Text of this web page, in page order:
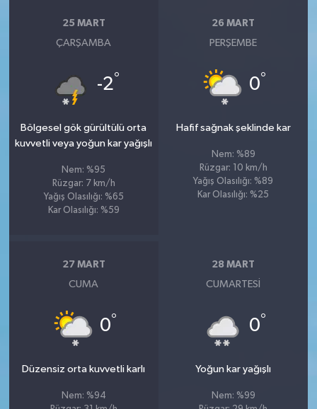
25 MART
ÇARŞAMBA
-2°
Bölgesel gök gürültülü orta
kuvvetli veya yoğun kar yağışlı
Nem: %95
Rüzgar: 7 km/h
Yağış Olasılığı: %65
Kar Olasılığı: %59
26 MART
PERŞEMBE
0°
Hafif sağnak şeklinde kar
Nem: %89
Rüzgar: 10 km/h
Yağış Olasılığı: %89
Kar Olasılığı: %25
27 MART
CUMA
0°
Düzensiz orta kuvvetli karlı
Nem: %94
28 MART
CUMARTESI
0°
Yoğun kar yağışlı
Nem: %99